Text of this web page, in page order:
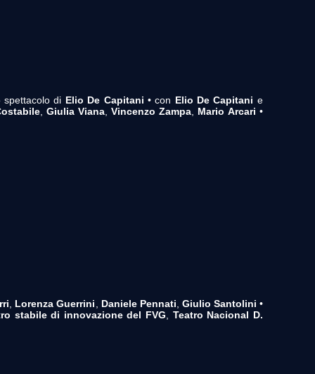
di Elio De Capitani • con Elio De Capitani e
,Giulia Viana ,Vincenzo Zampa Mario Arcari •
, Lorenza Guerrini, Daniele Pennati, Giulio Santolini •
stabile di innovazione del FVG, Teatro Nacional D.